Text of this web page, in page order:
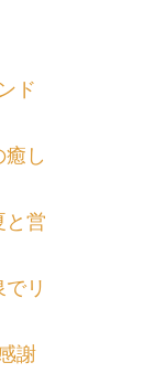
ド
し
と営
リ
謝